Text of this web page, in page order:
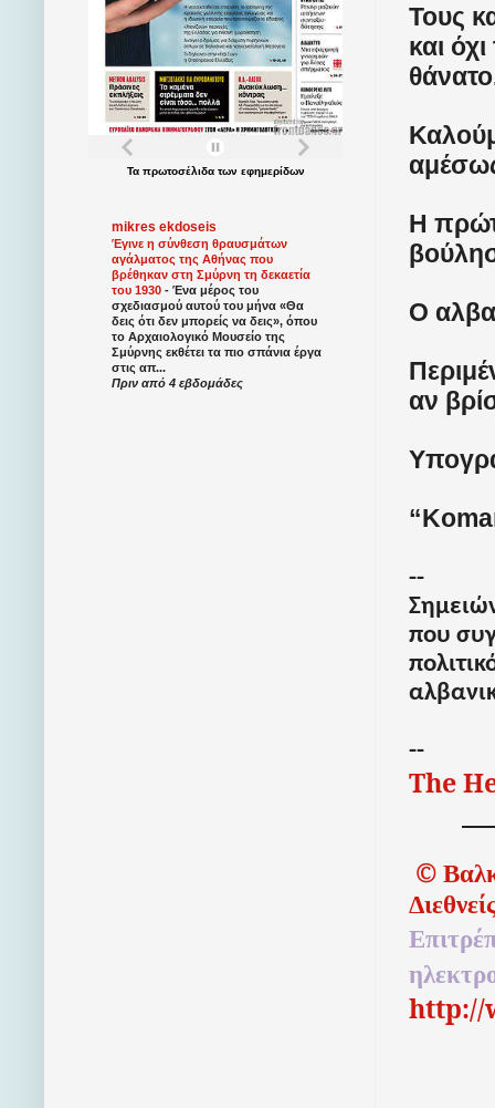
Τους
και
Η
Ο
αν
--
που
--
The
©
http://
Τα πρωτοσέλιδατων εφημερίδων
mikres ekdoseis
Έγινε η σύνθεση θραυσμάτων
αγάλματος της Αθήνας που
βρέθηκαν στη Σμύρνη τη δεκαετία
του 1930 - Ένα μέρος του
σχεδιασμού αυτού του μήνα «Θα
δεις ότι δεν μπορείς να δεις», όπου
το Αρχαιολογικό Μουσείο της
Σμύρνης εκθέτει τα πιο σπάνια έργα
στις απ...
Πριν από 4 εβδομάδες